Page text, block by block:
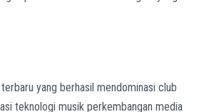
yang berhasil mendominasi club
teknologi musik perkembangan media